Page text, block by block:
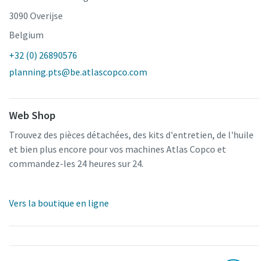
3090 Overijse
Belgium
+32 (0) 26890576
planning.pts@be.atlascopco.com
Web Shop
Trouvez des pièces détachées, des kits d'entretien, de l'huile
et bien plus encore pour vos machines Atlas Copco et
commandez-les 24 heures sur 24.
Vers la boutique en ligne